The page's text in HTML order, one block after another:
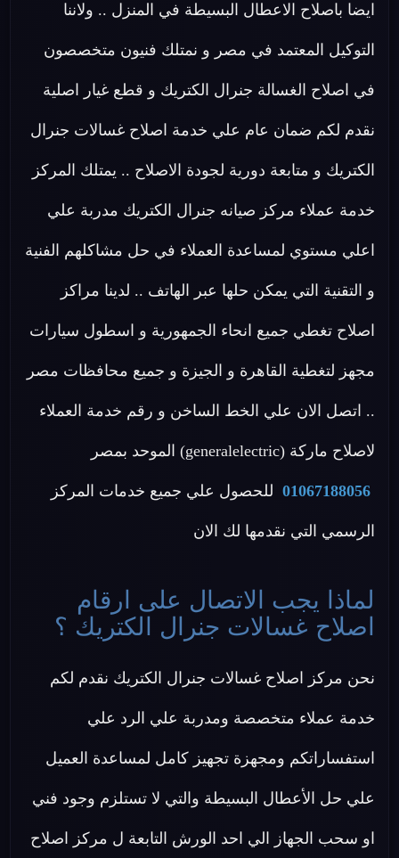
ايضا باصلاح الاعطال البسيطة في المنزل .. ولاننا
التوكيل المعتمد في مصر و نمتلك فنيون متخصصون
في اصلاح الغسالة جنرال الكتريك و قطع غيار اصلية
نقدم لكم ضمان عام علي خدمة اصلاح غسالات جنرال
الكتريك و متابعة دورية لجودة الاصلاح .. يمتلك المركز
خدمة عملاء مركز صيانه جنرال الكتريك مدربة علي
اعلي مستوي لمساعدة العملاء في حل مشاكلهم الفنية
و التقنية التي يمكن حلها عبر الهاتف .. لدينا مراكز
اصلاح تغطي جميع انحاء الجمهورية و اسطول سيارات
مجهز لتغطية القاهرة و الجيزة و جميع محافظات مصر
.. اتصل الان علي الخط الساخن و رقم خدمة العملاء
لاصلاح ماركة (generalelectric) الموحد بمصر
01067188056 للحصول علي جميع خدمات المركز
الرسمي التي نقدمها لك الان
لماذا يجب الاتصال على ارقام
اصلاح غسالات جنرال الكتريك ؟
نحن مركز اصلاح غسالات جنرال الكتريك نقدم لكم
خدمة عملاء متخصصة ومدربة علي الرد علي
استفساراتكم ومجهزة تجهيز كامل لمساعدة العميل
علي حل الأعطال البسيطة والتي لا تستلزم وجود فني
او سحب الجهاز الي احد الورش التابعة ل مركز اصلاح